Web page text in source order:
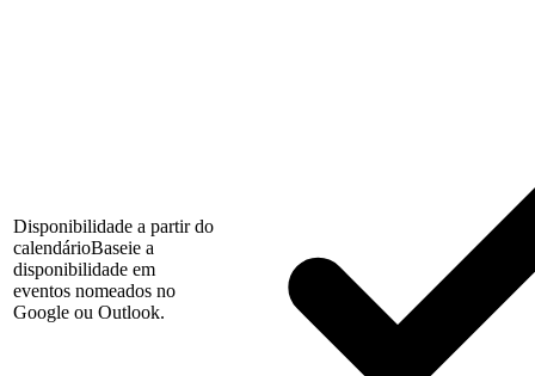
Disponibilidade a partir do
calendárioBaseie a
disponibilidade em
eventos nomeados no
Google ou Outlook.